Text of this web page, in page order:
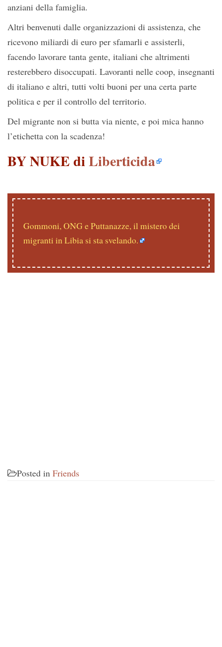
anziani della famiglia.
Altri benvenuti dalle organizzazioni di assistenza, che
ricevono miliardi di euro per sfamarli e assisterli,
facendo lavorare tanta gente, italiani che altrimenti
resterebbero disoccupati. Lavoranti nelle coop, insegnanti
di italiano e altri, tutti volti buoni per una certa parte
politica e per il controllo del territorio.
Del migrante non si butta via niente, e poi mica hanno
l’etichetta con la scadenza!
BY NUKE diLiberticida
Gommoni, ONG e Puttanazze, il mistero dei
migranti in Libia si sta svelando.
Posted in Friends